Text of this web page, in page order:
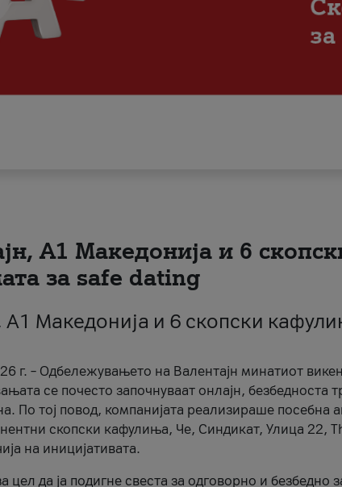
A1 Македонија и 6
за safe dating
A1 Македонија и 6 скопски
г. – Одбележувањето на Валентајн минатиот
се почесто започнуваат онлајн, безбедноста
По тој повод, компанијата реализираше посебна
скопски кафулиња, Че, Синдикат, Улица 22,
на иницијативата.
цел да ја подигне свеста за одговорно и безбедно